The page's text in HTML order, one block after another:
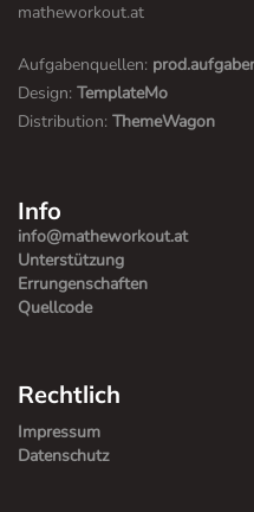
matheworkout.at
Aufgabenquellen:
Design: TemplateMo
Distribution: ThemeWagon
Info
info@matheworkout.at
Unterstützung
Errungenschaften
Quellcode
Rechtlich
Impressum
Datenschutz